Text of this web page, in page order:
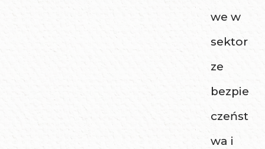
we w
sektor
ze
bezpie
czeńst
wa i